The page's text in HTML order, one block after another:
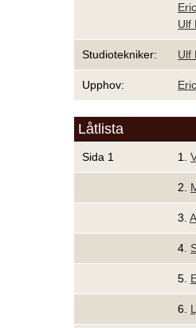
Ulf
Studiotekniker: Ulf
Upphov:
Låtlista
Sida 1 1.
2.
3.
4.
5.
6.